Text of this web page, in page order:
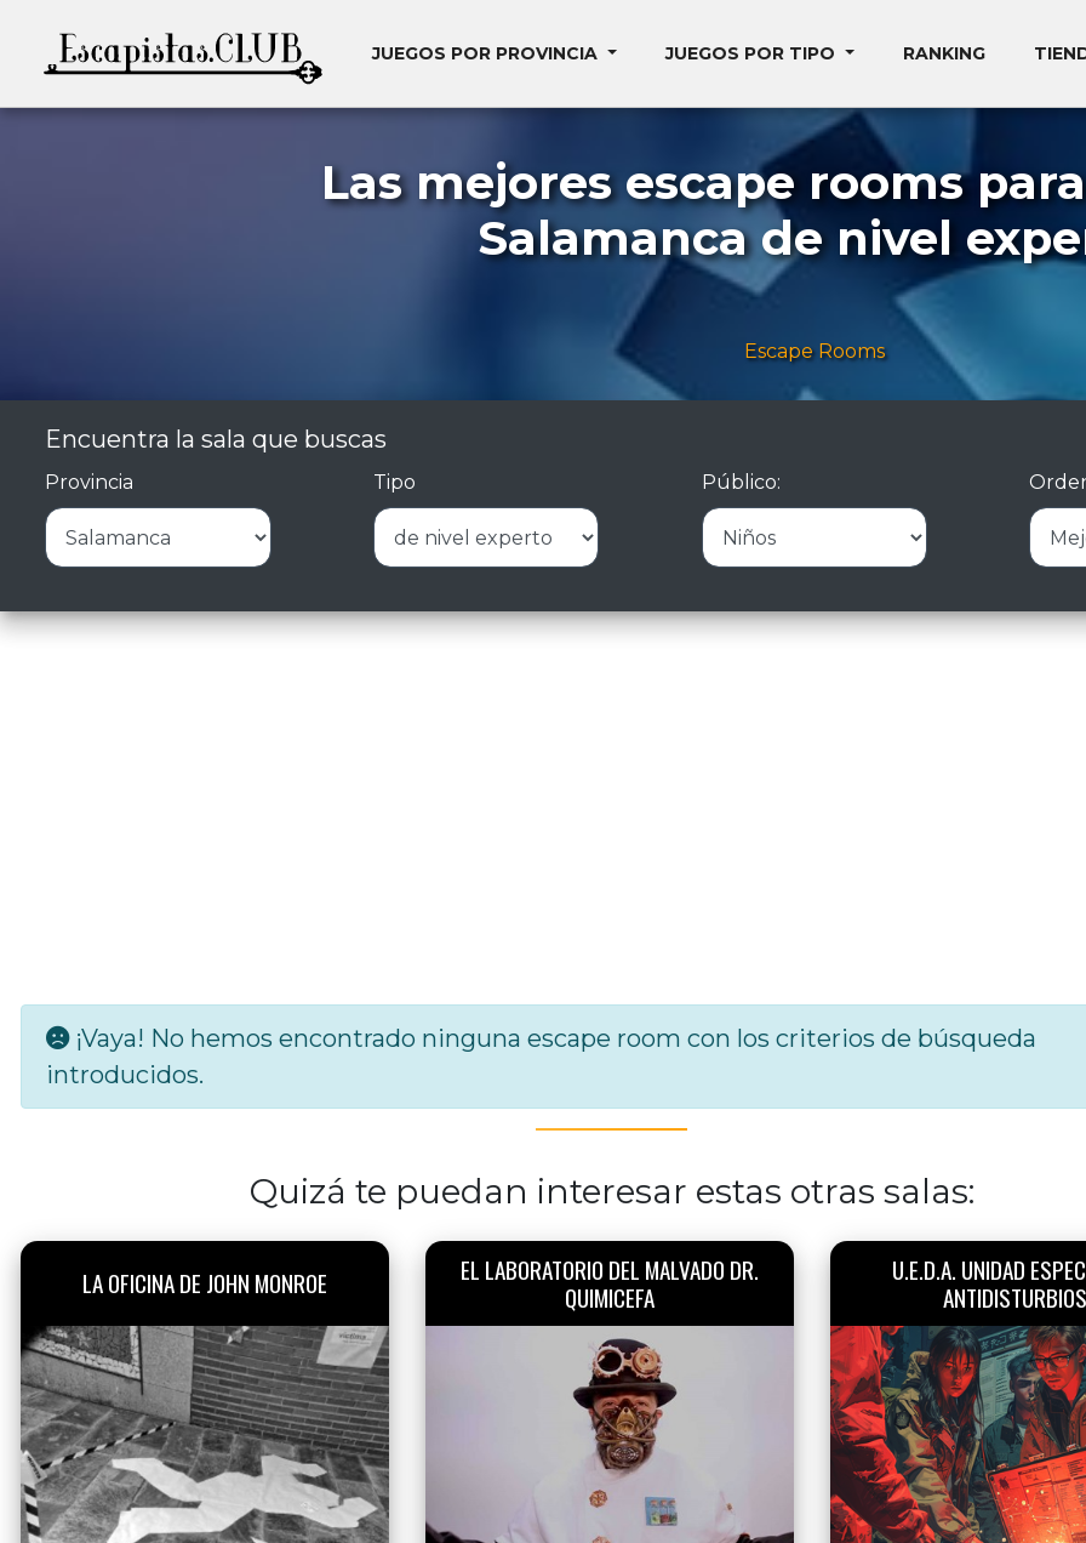
JUEGOS POR PROVINCIA JUEGOS POR TIPO RANKING
Las mejores escape rooms
Salamanca de nivel
Escape Rooms
Encuentra la sala que buscas
Provincia Tipo Público:
¡Vaya! No hemos encontrado ninguna escape room con los criterios de búsqueda
introducidos.
Quizá te puedan interesar estas otras salas:
LA OFICINA DE JOHN MONROE EL LABORATORIO DEL MALVADO DR.
QUIMICEFA
U.E.D.A. UNIDAD
ANTIDISTURBIOS